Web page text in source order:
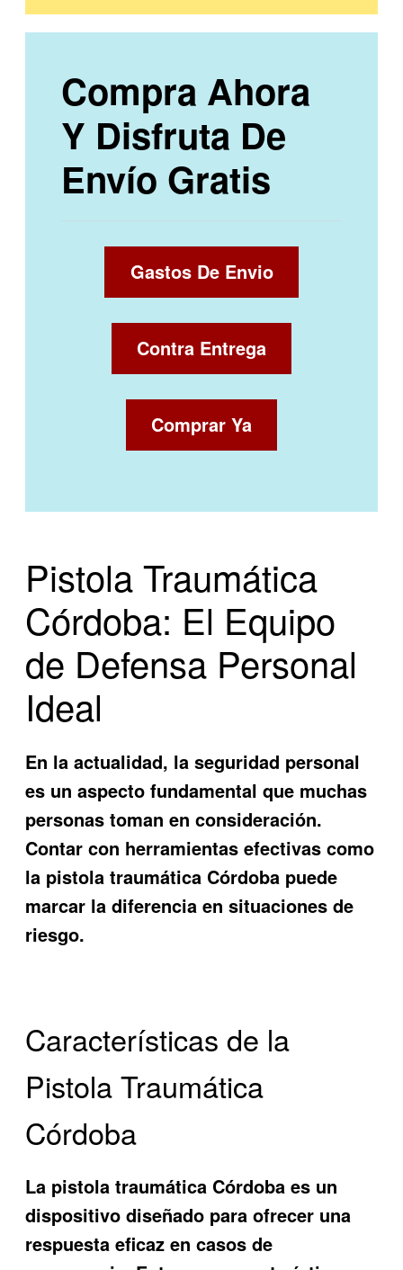
Compra Ahora
Y Disfruta De
Envío Gratis
Gastos De Envio
Contra Entrega
Comprar Ya
Pistola Traumática
Córdoba: El Equipo
de Defensa Personal
Ideal
En la actualidad, la seguridad personal
es un aspecto fundamental que muchas
personas toman en consideración.
Contar con herramientas efectivas como
la pistola traumática Córdoba puede
marcar la diferencia en situaciones de
riesgo.
Características de la
Pistola Traumática
Córdoba
La pistola traumática Córdoba es un
dispositivo diseñado para ofrecer una
respuesta eficaz en casos de